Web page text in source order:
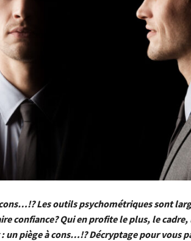
Les outils psychométriques sont
confiance? Qui en profite le plus, le cadre,
un piège à cons…!? Décryptage pour vous